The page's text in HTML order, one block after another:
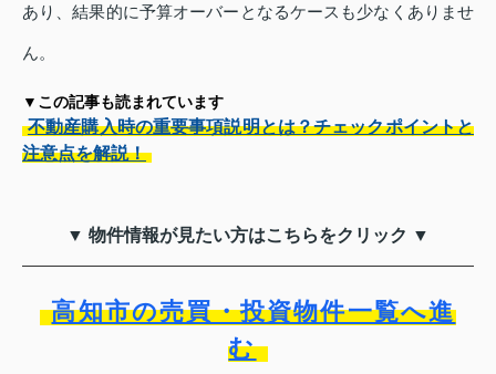
あり、結果的に予算オーバーとなるケースも少なくありませ
ん。
▼この記事も読まれています
不動産購入時の重要事項説明とは？チェックポイントと
注意点を解説！
▼ 物件情報が見たい方はこちらをクリック ▼
高知市の売買・投資物件一覧へ進
む